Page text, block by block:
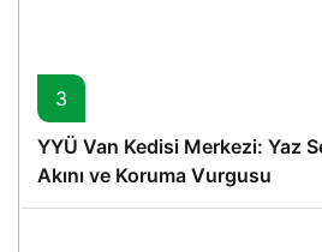
3
YYÜ Van Kedisi Merkezi: Yaz
Akını ve Koruma Vurgusu